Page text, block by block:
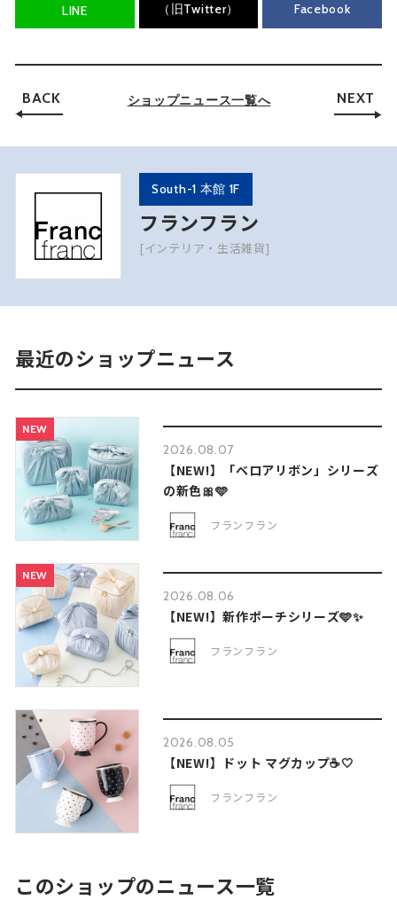
LINE （旧Twitter） Facebook
BACK ショップニュース一覧へ NEXT
South-1 本館 1F
フランフラン
[インテリア・生活雑貨]
最近のショップニュース
NEW
2026.08.07
【NEW!】「ベロアリボン」シリーズ
の新色🎀🩵
フランフラン
NEW
2026.08.06
【NEW!】新作ポーチシリーズ🩵✨
フランフラン
2026.08.05
【NEW!】ドット マグカップ☕🤍
フランフラン
このショップのニュース一覧